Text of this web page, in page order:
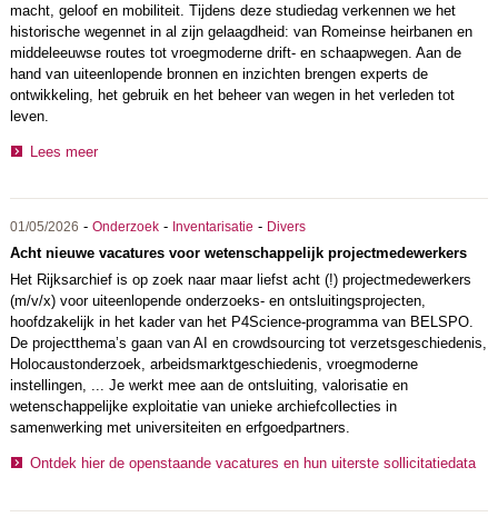
macht, geloof en mobiliteit. Tijdens deze studiedag verkennen we het
historische wegennet in al zijn gelaagdheid: van Romeinse heirbanen en
middeleeuwse routes tot vroegmoderne drift- en schaapwegen. Aan de
hand van uiteenlopende bronnen en inzichten brengen experts de
ontwikkeling, het gebruik en het beheer van wegen in het verleden tot
leven.
Lees meer
01/05/2026 - Onderzoek- Inventarisatie - Divers
Acht nieuwe vacatures voor wetenschappelijk projectmedewerkers
Het Rijksarchief is op zoek naar maar liefst acht (!) projectmedewerkers
(m/v/x) voor uiteenlopende onderzoeks- en ontsluitingsprojecten,
hoofdzakelijk in het kader van het P4Science-programma van BELSPO.
De projectthema’s gaan van AI en crowdsourcing tot verzetsgeschiedenis,
Holocaustonderzoek, arbeidsmarktgeschiedenis, vroegmoderne
instellingen, ... Je werkt mee aan de ontsluiting, valorisatie en
wetenschappelijke exploitatie van unieke archiefcollecties in
samenwerking met universiteiten en erfgoedpartners.
Ontdek hier de openstaande vacatures en hun uiterste sollicitatiedata